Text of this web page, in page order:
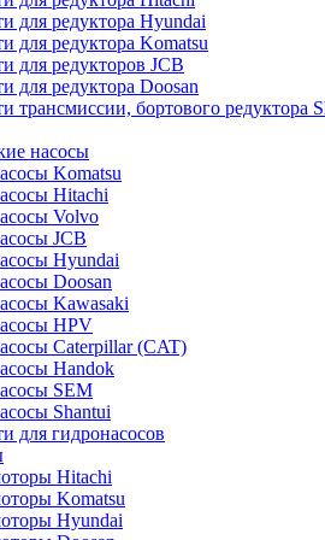
для редуктора Hyundai
для редуктора Komatsu
для редукторов JCB
для редуктора Doosan
трансмиссии, бортового редуктора
насосы
Komatsu
Hitachi
Volvo
JCB
Hyundai
Doosan
Kawasaki
HPV
Caterpillar (CAT)
Handok
SEM
Shantui
для гидронасосов
Hitachi
Komatsu
Hyundai